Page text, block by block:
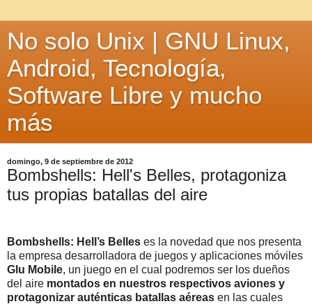
No solo Unix | GNU Linux,
Android, Tecnología,
Software Libre y mucho
más
domingo, 9 de septiembre de 2012
Bombshells: Hell's Belles, protagoniza
tus propias batallas del aire
Bombshells: Hell’s Belles es la novedad que nos presenta
la empresa desarrolladora de juegos y aplicaciones móviles
Glu Mobile, un juego en el cual podremos ser los dueños
del aire montados en nuestros respectivos aviones y
protagonizar auténticas batallas aéreas en las cuales